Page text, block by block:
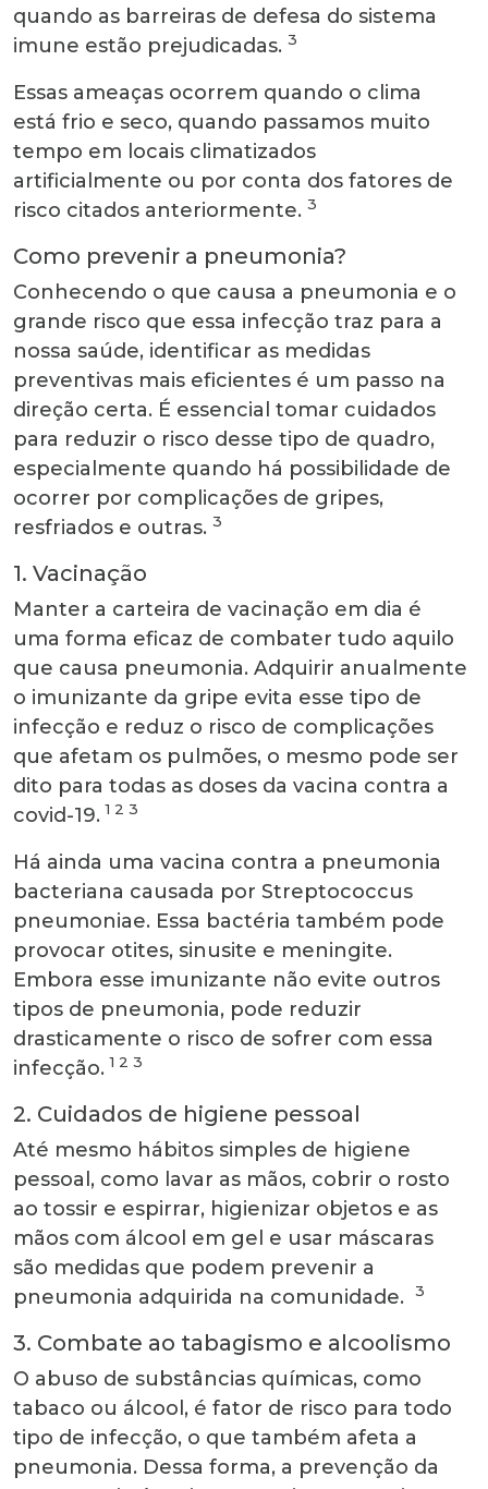
quando as barreiras de defesa do sistema
imune estão prejudicadas. 3
Essas ameaças ocorrem quando o clima
está frio e seco, quando passamos muito
tempo em locais climatizados
artificialmente ou por conta dos fatores de
risco citados anteriormente. 3
Como prevenir a pneumonia?
Conhecendo o que causa a pneumonia e o
grande risco que essa infecção traz para a
nossa saúde, identificar as medidas
preventivas mais eficientes é um passo na
direção certa. É essencial tomar cuidados
para reduzir o risco desse tipo de quadro,
especialmente quando há possibilidade de
ocorrer por complicações de gripes,
resfriados e outras. 3
1. Vacinação
Manter a carteira de vacinação em dia é
uma forma eficaz de combater tudo aquilo
que causa pneumonia. Adquirir anualmente
o imunizante da gripe evita esse tipo de
infecção e reduz o risco de complicações
que afetam os pulmões, o mesmo pode ser
dito para todas as doses da vacina contra a
covid-19. 1 2 3
Há ainda uma vacina contra a pneumonia
bacteriana causada por Streptococcus
pneumoniae. Essa bactéria também pode
provocar otites, sinusite e meningite.
Embora esse imunizante não evite outros
tipos de pneumonia, pode reduzir
drasticamente o risco de sofrer com essa
infecção. 1 2 3
2. Cuidados de higiene pessoal
Até mesmo hábitos simples de higiene
pessoal, como lavar as mãos, cobrir o rosto
ao tossir e espirrar, higienizar objetos e as
mãos com álcool em gel e usar máscaras
são medidas que podem prevenir a
pneumonia adquirida na comunidade.
3
3. Combate ao tabagismo e alcoolismo
O abuso de substâncias químicas, como
tabaco ou álcool, é fator de risco para todo
tipo de infecção, o que também afeta a
pneumonia. Dessa forma, a prevenção da